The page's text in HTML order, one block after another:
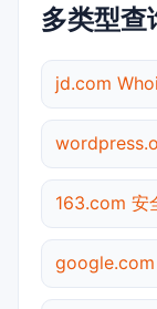
多类型查
jd.com
163.com 安